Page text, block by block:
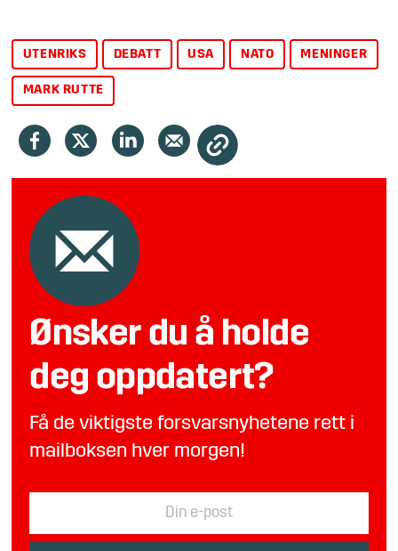
UTENRIKS DEBATT USA NATO MENINGER
MARK RUTTE
Ønsker du å holde
deg oppdatert?
Få de viktigste forsvarsnyhetene rett i
mailboksen hver morgen!